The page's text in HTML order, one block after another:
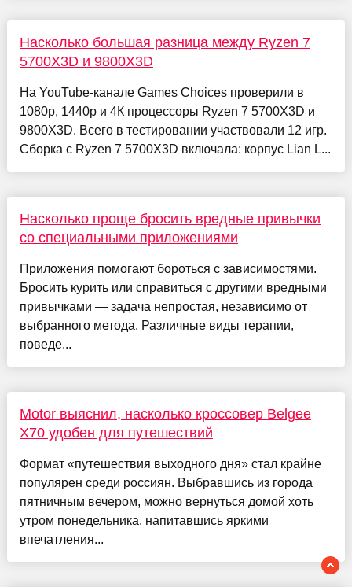
Насколько большая разница между Ryzen 7
5700X3D и 9800X3D
На YouTube-канале Games Choices проверили в
1080р, 1440р и 4К процессоры Ryzen 7 5700X3D и
9800X3D. Всего в тестировании участвовали 12 игр.
Сборка с Ryzen 7 5700X3D включала: корпус Lian L...
Насколько проще бросить вредные привычки
со специальными приложениями
Приложения помогают бороться с зависимостями.
Бросить курить или справиться с другими вредными
привычками — задача непростая, независимо от
выбранного метода. Различные виды терапии,
поведе...
Motor выяснил, насколько кроссовер Belgee
X70 удобен для путешествий
Формат «путешествия выходного дня» стал крайне
популярен среди россиян. Выбравшись из города
пятничным вечером, можно вернуться домой хоть
утром понедельника, напитавшись яркими
впечатления...